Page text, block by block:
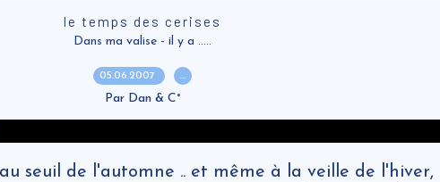
le temps des cerises
Dans ma valise - il y a .....
05.06.2007 …
Par Dan & C°
seuil de l'automne .. et même à la veille de l'hiver,